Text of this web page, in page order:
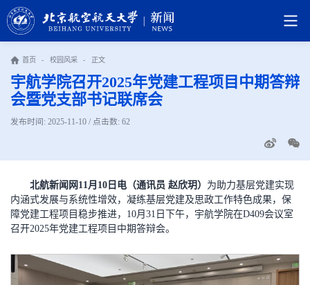
首页 - 校园风采 - 正文
宇航学院召开2025年党建工程项目中期答辩
会暨党支部书记联席会
发布时间: 2025-11-10 / 点击数: 62
北航新闻网11月10日电（通讯员 赵欣玥） 为助力基层党建实现
内涵式发展与系统性增效，凝练基层党建及思政工作特色成果，保
障党建工程项目稳步推进，10月31日下午，宇航学院在D409会议室
召开2025年党建工程项目中期答辩会。